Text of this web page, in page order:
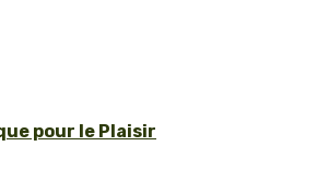
pour le Plaisir